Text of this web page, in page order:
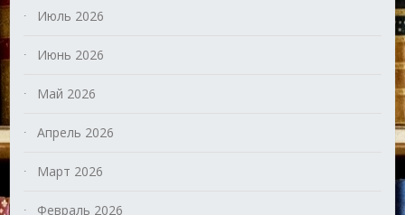
Июль 2026
Июнь 2026
Май 2026
Апрель 2026
Март 2026
Февраль 2026